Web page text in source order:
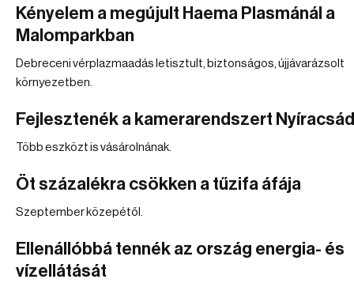
Kényelem a megújult Haema Plasmánál a
Malomparkban
Debreceni vérplazmaadás letisztult, biztonságos, újjávarázsolt
környezetben.
Fejlesztenék a kamerarendszert
Több eszközt is vásárolnának.
Öt százalékra csökken a tűzifa áfája
Szeptember közepétől.
Ellenállóbbá tennék az ország energia- és
vízellátását